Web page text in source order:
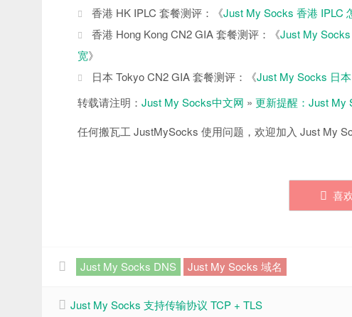
香港 HK IPLC 套餐测评：《Just My Socks 香港 IPLC
香港 Hong Kong CN2 GIA 套餐测评：《Just My
宽》
日本 Tokyo CN2 GIA 套餐测评：《Just My Socks 日
转载请注明： Just My Socks中文网 » 更新提醒：Just My
任何搬瓦工 JustMySocks 使用问题，欢迎加入 Just My
喜
Just My Socks DNS Just My Socks 域名
Just My Socks 支持传输协议 TCP + TLS